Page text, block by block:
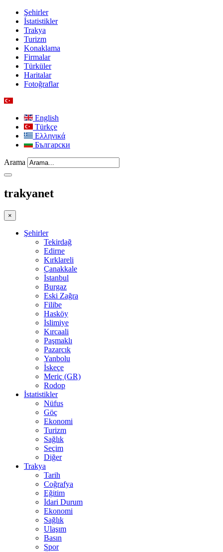
Şehirler
İstatistikler
Trakya
Turizm
Konaklama
Firmalar
Türküler
Haritalar
Fotoğraflar
English
Türkçe
Ελληνικά
Български
Arama
trakyanet
×
Şehirler
Tekirdağ
Edirne
Kırklareli
Çanakkale
İstanbul
Burgaz
Eski Zağra
Filibe
Hasköy
İslimiye
Kırcaali
Paşmaklı
Pazarcık
Yanbolu
İskeçe
Meriç (GR)
Rodop
İstatistikler
Nüfus
Göç
Ekonomi
Turizm
Sağlık
Seçim
Diğer
Trakya
Tarih
Coğrafya
Eğitim
İdari Durum
Ekonomi
Sağlık
Ulaşım
Basın
Spor